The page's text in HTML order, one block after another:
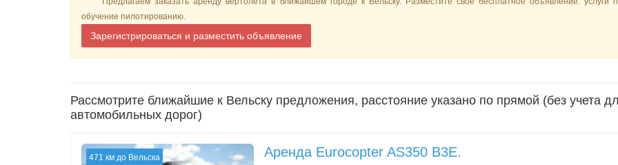
обучение пилотированию.
Зарегистрироваться и разместить объявление
Рассмотрите ближайшие к Вельску предложения, расстояние указано по прямой (без учета
автомобильных дорог)
471 км до Вельска Аренда Eurocopter AS350 B3E.